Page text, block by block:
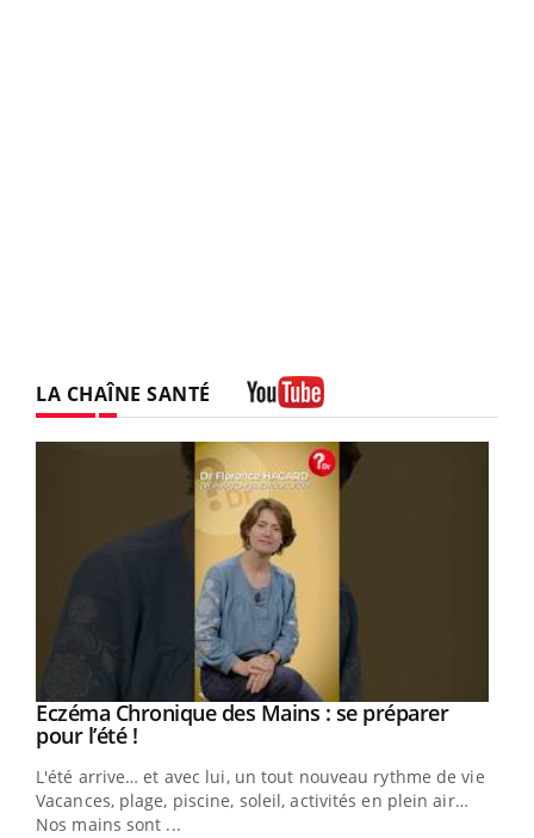
LA CHAÎNE SANTÉ
Youtube
Eczéma Chronique des Mains : se préparer
pour l’été !Youtube
L'été arrive… et avec lui, un tout nouveau rythme de vie !
Vacances, plage, piscine, soleil, activités en plein air…
Nos mains sont ...